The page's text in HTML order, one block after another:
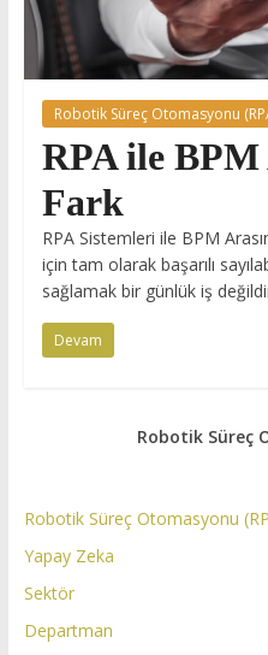
Robotik Süreç Otomasyonu
RPA ile BPM
Fark
RPA Sistemleri ile BPM
için tam olarak başarılı
sağlamak bir günlük iş
Devam
Robotik
Robotik Süreç Otomasyonu
Yapay Zeka
Sektör
Departman